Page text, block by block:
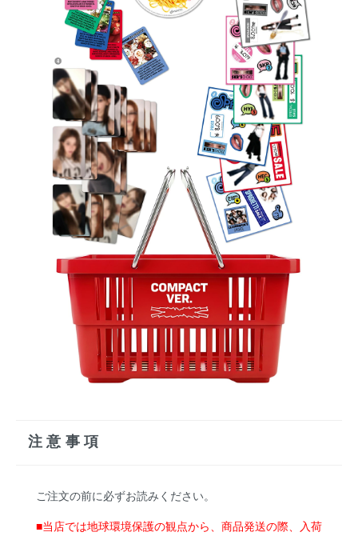
注意事項
ご注文の前に必ずお読みください。
■当店では地球環境保護の観点から、商品発送の際、入荷